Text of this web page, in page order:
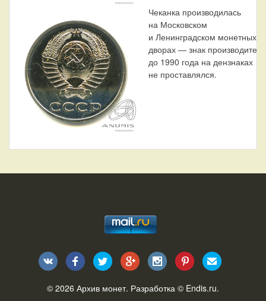
Чеканка производилась
на Московском
и Ленинградском монетных
дворах — знак производителя
до 1990 года на дензнаках
не проставлялся.
© 2026 Архив монет. Разработка © Endis.ru.